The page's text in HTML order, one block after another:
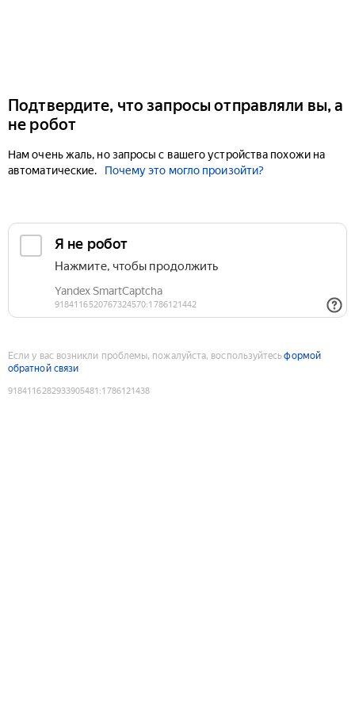
Подтвердите, что запросы отправляли вы, а
не робот
Нам очень жаль, но запросы с вашего устройства похожи на
автоматические.
Почему это могло произойти?
Если у вас возникли проблемы, пожалуйста, воспользуйтесьформой
обратной связи
9184116282933905481 :1786121438